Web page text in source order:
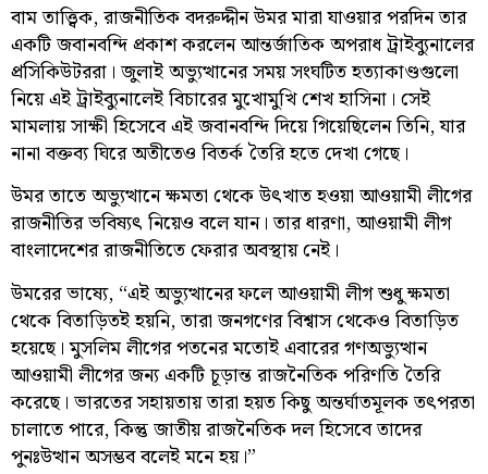
বাম তাত্ত্বিক, রাজনীতিক বদরুদ্দীন উমর মারা যাওয়ার পরদিন তার
একটি জবানবন্দি প্রকাশ করলেন আন্তর্জাতিক অপরাধ ট্রাইব্যুনালের
প্রসিকিউটররা। জুলাই অভ্যুত্থানের সময় সংঘটিত হত্যাকাণ্ডগুলো
নিয়ে এই ট্রাইব্যুনালেই বিচারের মুখোমুখি শেখ হাসিনা। সেই
মামলায় সাক্ষী হিসেবে এই জবানবন্দি দিয়ে গিয়েছিলেন তিনি, যার
নানা বক্তব্য ঘিরে অতীতেও বিতর্ক তৈরি হতে দেখা গেছে।
উমর তাতে অভ্যুত্থানে ক্ষমতা থেকে উৎখাত হওয়া আওয়ামী লীগের
রাজনীতির ভবিষ্যৎ নিয়েও বলে যান। তার ধারণা, আওয়ামী লীগ
বাংলাদেশের রাজনীতিতে ফেরার অবস্থায় নেই।
উমরের ভাষ্যে, “এই অভ্যুত্থানের ফলে আওয়ামী লীগ শুধু ক্ষমতা
থেকে বিতাড়িতই হয়নি, তারা জনগণের বিশ্বাস থেকেও বিতাড়িত
হয়েছে। মুসলিম লীগের পতনের মতোই এবারের গণঅভ্যুত্থান
আওয়ামী লীগের জন্য একটি চূড়ান্ত রাজনৈতিক পরিণতি তৈরি
করেছে। ভারতের সহায়তায় তারা হয়ত কিছু অন্তর্ঘাতমূলক তৎপরতা
চালাতে পারে, কিন্তু জাতীয় রাজনৈতিক দল হিসেবে তাদের
পুনঃউত্থান অসম্ভব বলেই মনে হয়।”